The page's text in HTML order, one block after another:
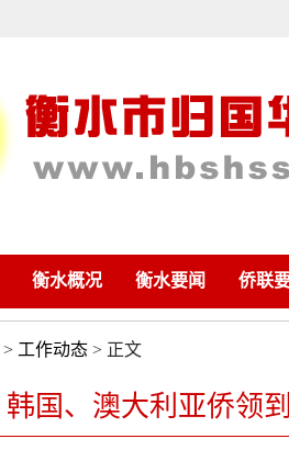
衡水概况 衡水要闻 侨联
> 工作动态 > 正文
韩国、澳大利亚侨领